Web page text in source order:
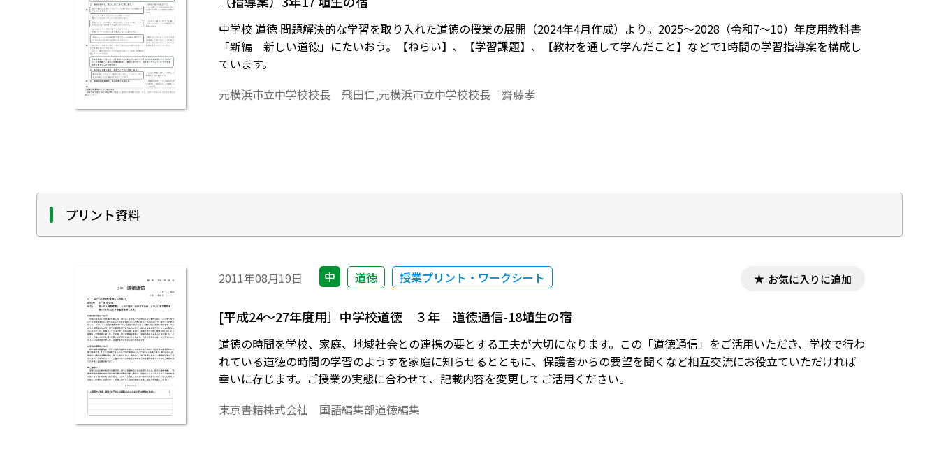
中学校 道徳 問題解決的な学習を取り入れた道徳の授業の展開（2024年4月作成）より。2025～2028（令和7～10）年度用教科書
「新編 新しい道徳」にたいおう。【ねらい】、【学習課題】、【教材を通して学んだこと】などで1時間の学習指導案を構成し
ています。
元横浜市立中学校校長 飛田仁,元横浜市立中学校校長 齋藤孝
プリント資料
2011年08月19日 中 道徳 授業プリント・ワークシート お気に入りに追加
[平成24～27年度用］中学校道徳 ３年 道徳通信-18埴生の宿
道徳の時間を学校、家庭、地域社会との連携の要とする工夫が大切になります。この「道徳通信」をご活用いただき、学校で行わ
れている道徳の時間の学習のようすを家庭に知らせるとともに、保護者からの要望を聞くなど相互交流にお役立ていただければ
幸いに存じます。ご授業の実態に合わせて、記載内容を変更してご活用ください。
東京書籍株式会社 国語編集部道徳編集